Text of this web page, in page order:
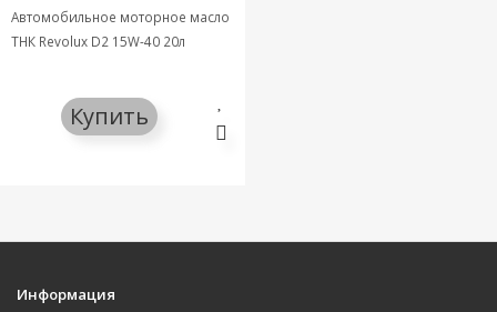
Автомобильное моторное масло
ТНК Revolux D2 15W-40 20л
Купить
Информация